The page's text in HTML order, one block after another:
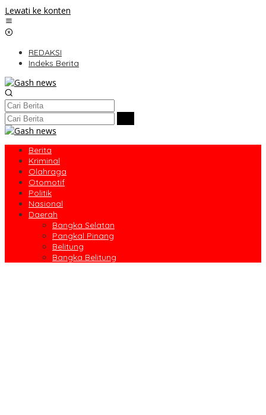
Lewati ke konten
REDAKSI
Indeks Berita
Berita
Kriminal
Olahraga
Otomotif
Politik
Nasional
Daerah
Bangka Selatan
Pangkal Pinang
Belitung
Bangka Belitung